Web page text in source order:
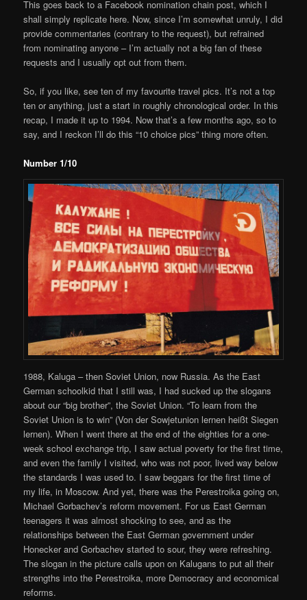
This goes back to a Facebook nomination chain post, which I
shall simply replicate here. Now, since I’m somewhat unruly, I did
provide commentaries (contrary to the request), but refrained
from nominating anyone – I’m actually not a big fan of these
requests and I usually opt out from them.
So, if you like, see ten of my favourite travel pics. It’s not a top
ten or anything, just a start in roughly chronological order. In this
recap, I made it up to 1994. Now that’s a few months ago, so to
say, and I reckon I’ll do this “10 choice pics” thing more often.
Number 1/10
1988, Kaluga – then Soviet Union, now Russia. As the East
German schoolkid that I still was, I had sucked up the slogans
about our “big brother”, the Soviet Union. “To learn from the
Soviet Union is to win” (Von der Sowjetunion lernen heißt Siegen
lernen). When I went there at the end of the eighties for a one-
week school exchange trip, I saw actual poverty for the first time,
and even the family I visited, who was not poor, lived way below
the standards I was used to. I saw beggars for the first time of
my life, in Moscow. And yet, there was the Perestroika going on,
Michael Gorbachev’s reform movement. For us East German
teenagers it was almost shocking to see, and as the
relationships between the East German government under
Honecker and Gorbachev started to sour, they were refreshing.
The slogan in the picture calls upon on Kalugans to put all their
strengths into the Perestroika, more Democracy and economical
reforms.